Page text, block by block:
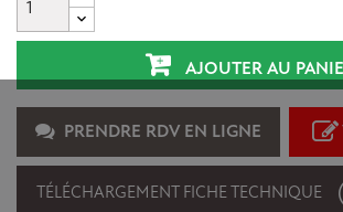
AJOUTER AU
PRENDRE RDV EN LIGNE
TÉLÉCHARGEMENT FICHE TECHNIQUE